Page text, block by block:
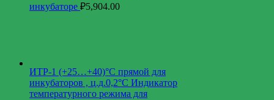
инкубаторе ₽5,904.00
ИТР-1 (+25…+40)°С прямой для
инкубаторов , ц.д.0,2°С Индикатор
температурного режима для